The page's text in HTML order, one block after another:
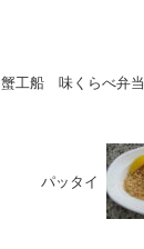
蟹工船 味くらべ弁当
パッタイ